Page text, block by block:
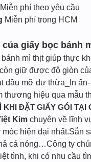
Miễn phí theo yêu cầu
Miễn phí trong HCM
của giấy bọc bánh
bánh mì thịt giúp thực
còn giữ được độ giòn
dầu mỡ dư thừa_In
thương hiệu qua mẫu
KHI ĐẶT GIẤY GÓI TẠI
Kim chuyên về lĩnh
móc hiện đại nhất.Sẵn
cá nóng…Công ty
tình, khi có nhu cầu